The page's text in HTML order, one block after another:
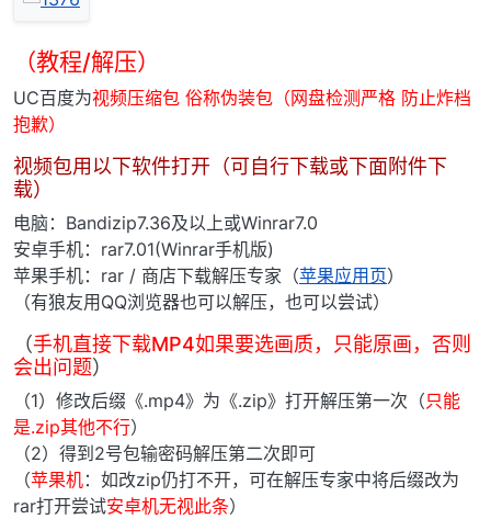
（教程/解压）
UC百度为视频压缩包 俗称伪装包（网盘检测严格 防止炸档
抱歉）
视频包用以下软件打开（可自行下载或下面附件下
载）
电脑：Bandizip7.36及以上或Winrar7.0
安卓手机：rar7.01(Winrar手机版)
苹果手机：rar / 商店下载解压专家（苹果应用页）
（有狼友用QQ浏览器也可以解压，也可以尝试）
（手机直接下载MP4如果要选画质，只能原画，否则
会出问题）
（1）修改后缀《.mp4》为《.zip》打开解压第一次（只能
是.zip其他不行）
（2）得到2号包输密码解压第二次即可
（苹果机：如改zip仍打不开，可在解压专家中将后缀改为
rar打开尝试安卓机无视此条）